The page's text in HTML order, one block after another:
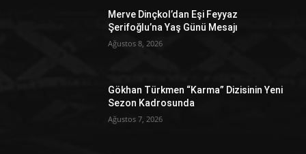
Merve Dinçkol’dan Eşi Feyyaz
Şerifoğlu’na Yaş Günü Mesajı
Ağustos 8, 2026
Gökhan Türkmen “Karma” Dizisinin Yeni
Sezon Kadrosunda
Ağustos 7, 2026